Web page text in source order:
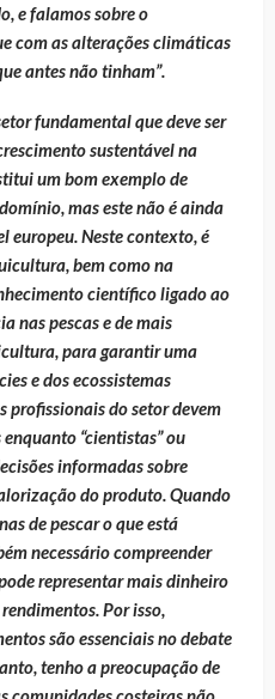
e falamos sobre o
com as alterações climáticas
antes não tinham”.
fundamental que deve ser
sustentável na
um bom exemplo de
mas este não é ainda
europeu. Neste contexto, é
bem como na
científico ligado ao
nas pescas e de mais
para garantir uma
e dos ecossistemas
profissionais do setor devem
“cientistas” ou
informadas sobre
do produto. Quando
de pescar o que está
necessário compreender
representar mais dinheiro
Por isso,
são essenciais no debate
tenho a preocupação de